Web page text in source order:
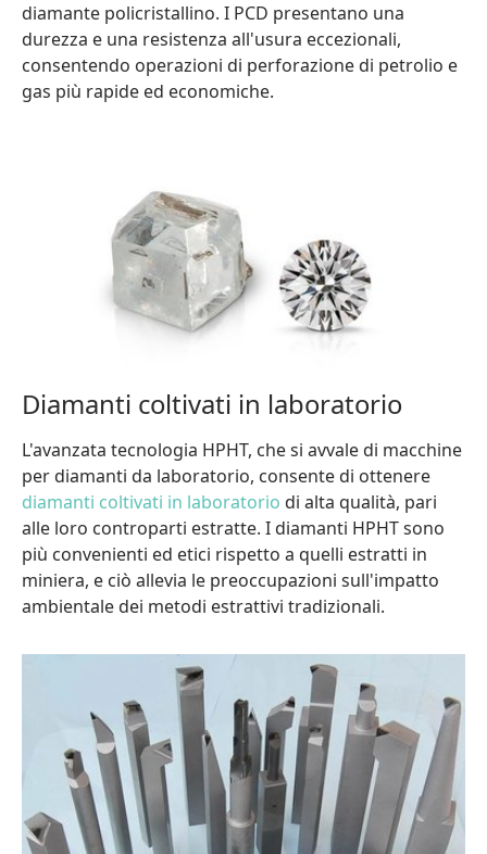
diamante policristallino. I PCD presentano una
durezza e una resistenza all'usura eccezionali,
consentendo operazioni di perforazione di petrolio e
gas più rapide ed economiche.
Diamanti coltivati in laboratorio
L'avanzata tecnologia HPHT, che si avvale di macchine
per diamanti da laboratorio, consente di ottenere
diamanti coltivati in laboratorio di alta qualità, pari
alle loro controparti estratte. I diamanti HPHT sono
più convenienti ed etici rispetto a quelli estratti in
miniera, e ciò allevia le preoccupazioni sull'impatto
ambientale dei metodi estrattivi tradizionali.